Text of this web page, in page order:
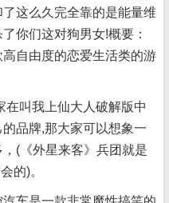
这么久完全靠的是能量维
你们这对狗男女!概要：
自由度的恋爱生活类的游
叫我上仙大人破解版中
品牌,那大家可以想象一
(《外星来客》兵团就是
的)。